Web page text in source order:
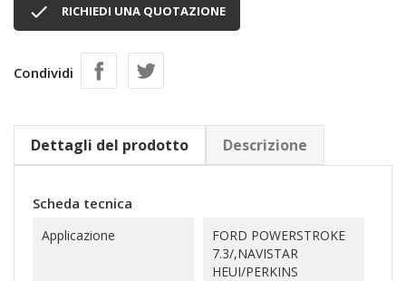
 RICHIEDI UNA QUOTAZIONE
Condividi
Dettagli del prodotto Descrizione
Scheda tecnica
Applicazione
FORD POWERSTROKE
7.3/,NAVISTAR
HEUI/PERKINS